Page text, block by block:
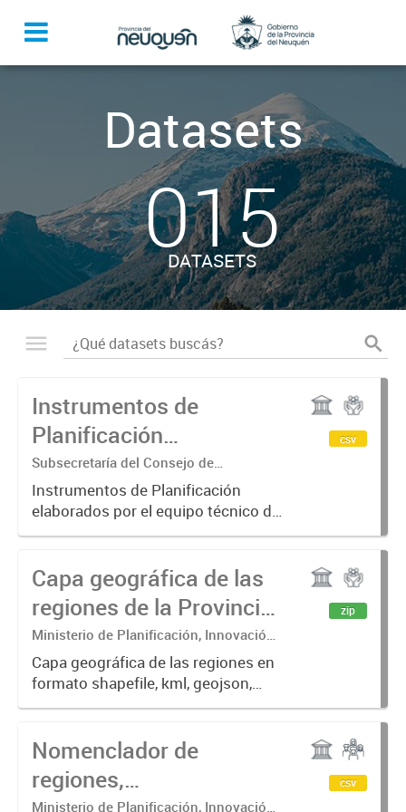
Datasets
015
DATASETS
Instrumentos de
Planificación
Territoriales en la
Provincia del Neuquén
Subsecretaría del Consejo de
Planificación y Acción para el
Desarrollo (COPADE) Dir. Provincial de
Planificación Territorial- Mg Daniela
Torrisi
Instrumentos de Planificación
elaborados por el equipo técnico de
la Subsecretaría del Consejo de
Desarrollo (COPADE) con alcance
provincial y de Gobiernos Locales.
El...
csv
Capa geográfica de las
regiones de la Provincia
del Neuquén
Ministerio de Planificación, Innovación
y Modernización, Subsecretaría del
Consejo de Planificación y Acción para
el Desarrollo (COPADE)
Capa geográfica de las regiones en
formato shapefile, kml, geojson,
gpkg
zip
Nomenclador de
regiones,
Ministerio de Planificación, Innovación
csv